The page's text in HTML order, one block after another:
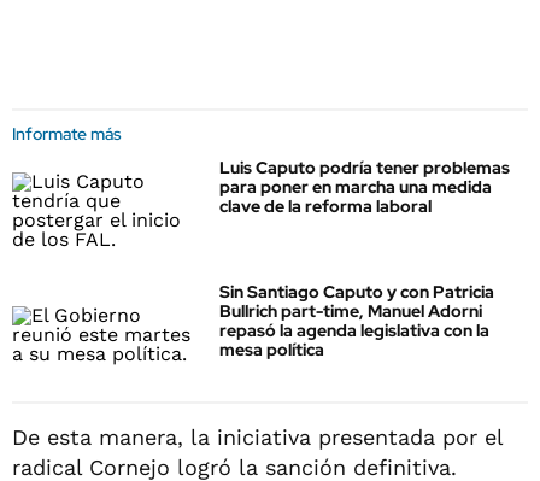
Informate más
Luis Caputo podría tener problemas
para poner en marcha una medida
clave de la reforma laboral
Sin Santiago Caputo y con Patricia
Bullrich part-time, Manuel Adorni
repasó la agenda legislativa con la
mesa política
De esta manera, la iniciativa presentada por el
radical Cornejo logró la sanción definitiva.